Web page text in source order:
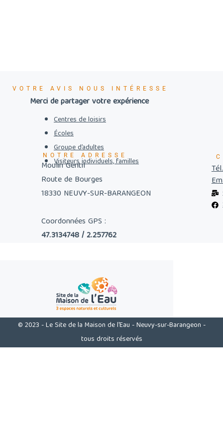
VOTRE AVIS NOUS INTÉRESSE
Merci de partager votre expérience
Centres de loisirs
Écoles
Groupe d’adultes
Visiteurs individuels, familles
NOTRE ADRESSE
Moulin Gentil
Route de Bourges
18330 NEUVY-SUR-BARANGEON
Coordonnées GPS :
47.3134748 / 2.257762
© 2023 - Le Site de la Maison de l'Eau - Neuvy-sur-Barangeon -
tous droits réservés